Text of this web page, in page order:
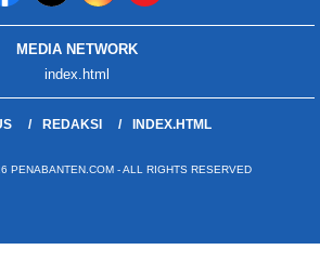
MEDIA NETWORK
index.html
REDAKSI INDEX.HTML
PENABANTEN.COM - ALL RIGHTS RESERVED